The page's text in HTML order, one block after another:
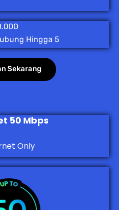
Hingga 5
Sekarang
50 Mbps
Only